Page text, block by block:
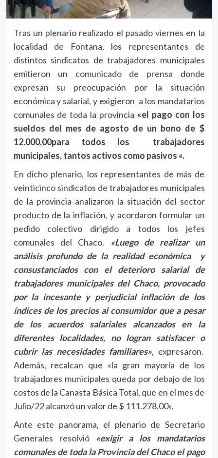
Tras un plenario realizado el pasado viernes en la
localidad de Fontana, los representantes de
distintos sindicatos de trabajadores municipales
emitieron un comunicado de prensa donde
expresan su preocupación por la situación
económica y salarial, y exigieron a los mandatarios
comunales de toda la provincia «el pago con los
sueldos del mes de agosto de un bono de $
12.000,00para todos los trabajadores
municipales, tantos activos como pasivos «.
En dicho plenario, los representantes de más de
veinticinco sindicatos de trabajadores municipales
de la provincia analizaron la situación del sector
producto de la inflación, y acordaron formular un
pedido colectivo dirigido a todos los jefes
comunales del Chaco. «Luego de realizar un
análisis profundo de la realidad económica y
consustanciados con el deterioro salarial de
trabajadores municipales del Chaco, provocado
por la incesante y perjudicial inflación de los
índices de los precios al consumidor que a pesar
de los acuerdos salariales alcanzados en la
diferentes localidades, no logran satisfacer o
cubrir las necesidades familiares», expresaron.
Además, recalcan que «la gran mayoría de los
trabajadores municipales queda por debajo de los
costos de la Canasta Básica Total, que en el mes de
Julio/22 alcanzó un valor de $ 111.278,00».
Ante este panorama, el plenario de Secretario
Generales resolvió
«exigir a los mandatarios
comunales de toda la Provincia del Chaco el pago